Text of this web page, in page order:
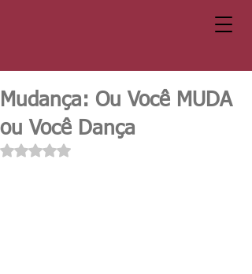
Mudança: Ou Você MUDA
ou Você Dança
Avaliado com NaN de 5 estrelas.